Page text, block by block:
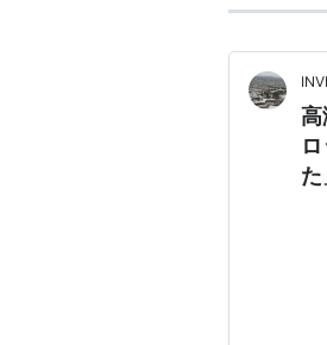
180cm
柔道段位高
た